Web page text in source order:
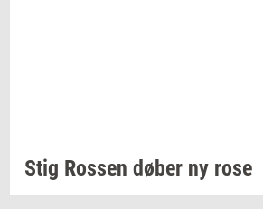
Stig Ros­sen døber ny rose